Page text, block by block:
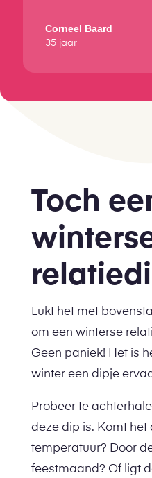
Corneel Baard
35 jaar
Toch
Lukt het met
om een winterse
Geen paniek! Het is
winter een dipje
Probeer te
deze dip is. Komt
temperatuur? Door
feestmaand? Of ligt